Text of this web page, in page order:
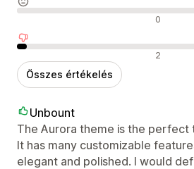
Semleges értékelések 0
Negatív értékelések 2
Összes értékelés
Unbount
The Aurora theme is the perfect
It has many customizable
elegant and polished. I would